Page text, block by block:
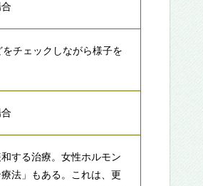
チェックしながら様子を
する治療。女性ホルモン
法」もある。これは、更